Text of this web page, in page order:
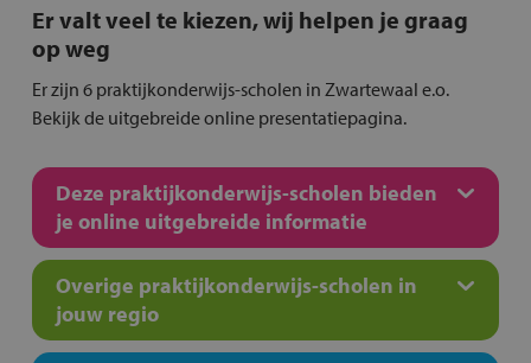
Er valt veel te kiezen, wij helpen je graag
op weg
Er zijn 6 praktijkonderwijs-scholen in Zwartewaal e.o.
Bekijk de uitgebreide online presentatiepagina.
Deze praktijkonderwijs-scholen bieden
je online uitgebreide informatie
Overige praktijkonderwijs-scholen in
jouw regio